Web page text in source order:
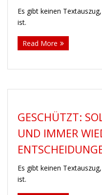
Es gibt keinen
ist.
Read More
GESCHÜTZT:
UND IMMER
Es gibt keinen
ist.